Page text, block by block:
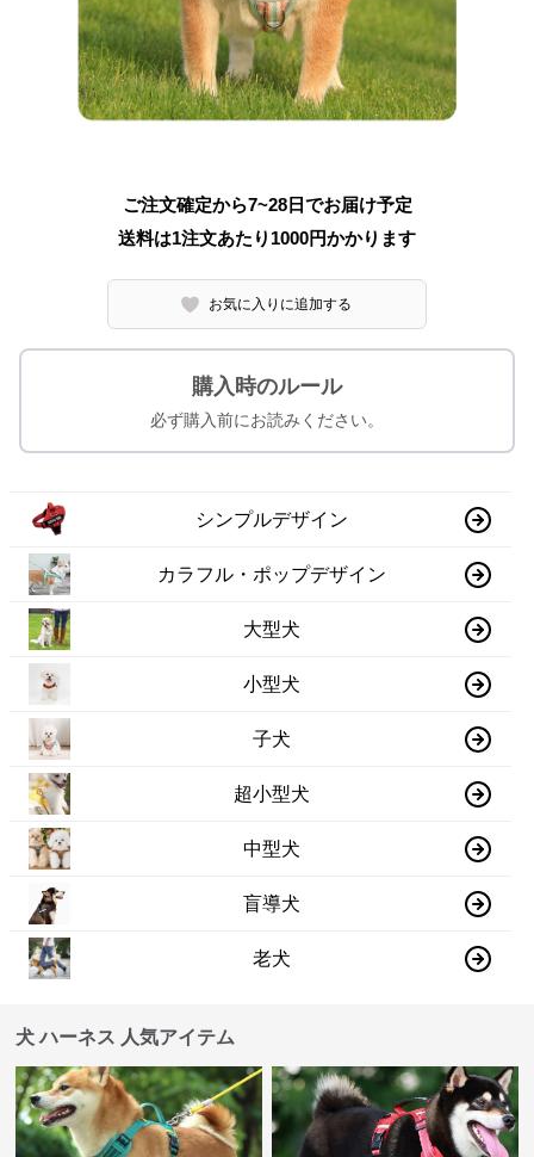
ご注文確定から7~28日でお届け予定
送料は1注文あたり 1000円かかります
お気に入りに追加する
購入時のルール
必ず購入前にお読みください。
シンプルデザイン
カラフル・ポップデザイン
大型犬
小型犬
子犬
超小型犬
中型犬
盲導犬
老犬
犬 ハーネス 人気アイテム